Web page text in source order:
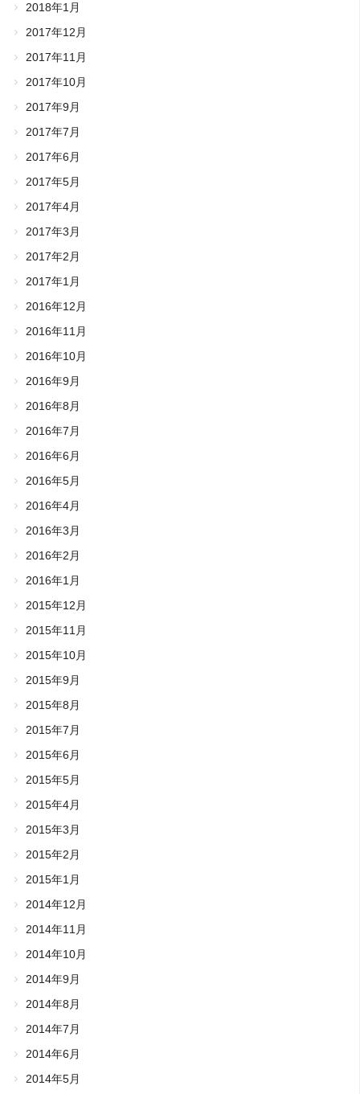
2018年1月
2017年12月
2017年11月
2017年10月
2017年9月
2017年7月
2017年6月
2017年5月
2017年4月
2017年3月
2017年2月
2017年1月
2016年12月
2016年11月
2016年10月
2016年9月
2016年8月
2016年7月
2016年6月
2016年5月
2016年4月
2016年3月
2016年2月
2016年1月
2015年12月
2015年11月
2015年10月
2015年9月
2015年8月
2015年7月
2015年6月
2015年5月
2015年4月
2015年3月
2015年2月
2015年1月
2014年12月
2014年11月
2014年10月
2014年9月
2014年8月
2014年7月
2014年6月
2014年5月